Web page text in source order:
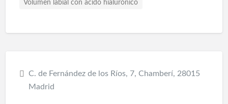
Volumen labial con ácido hialurónico
C. de Fernández de los Ríos, 7, Chamberí, 28015
Madrid